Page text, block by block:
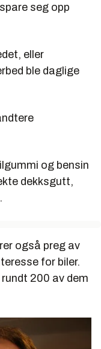
seg opp
eller
ble daglige
og bensin
dekksgutt,
også preg av
for biler.
200 av dem